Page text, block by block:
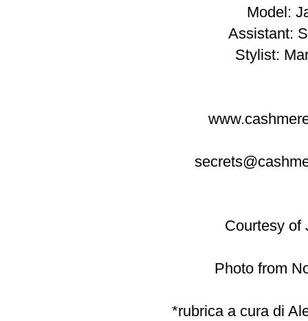
Model:
Assistant:
Stylist:
Courtesy of
Photo from
*rubrica a cura di